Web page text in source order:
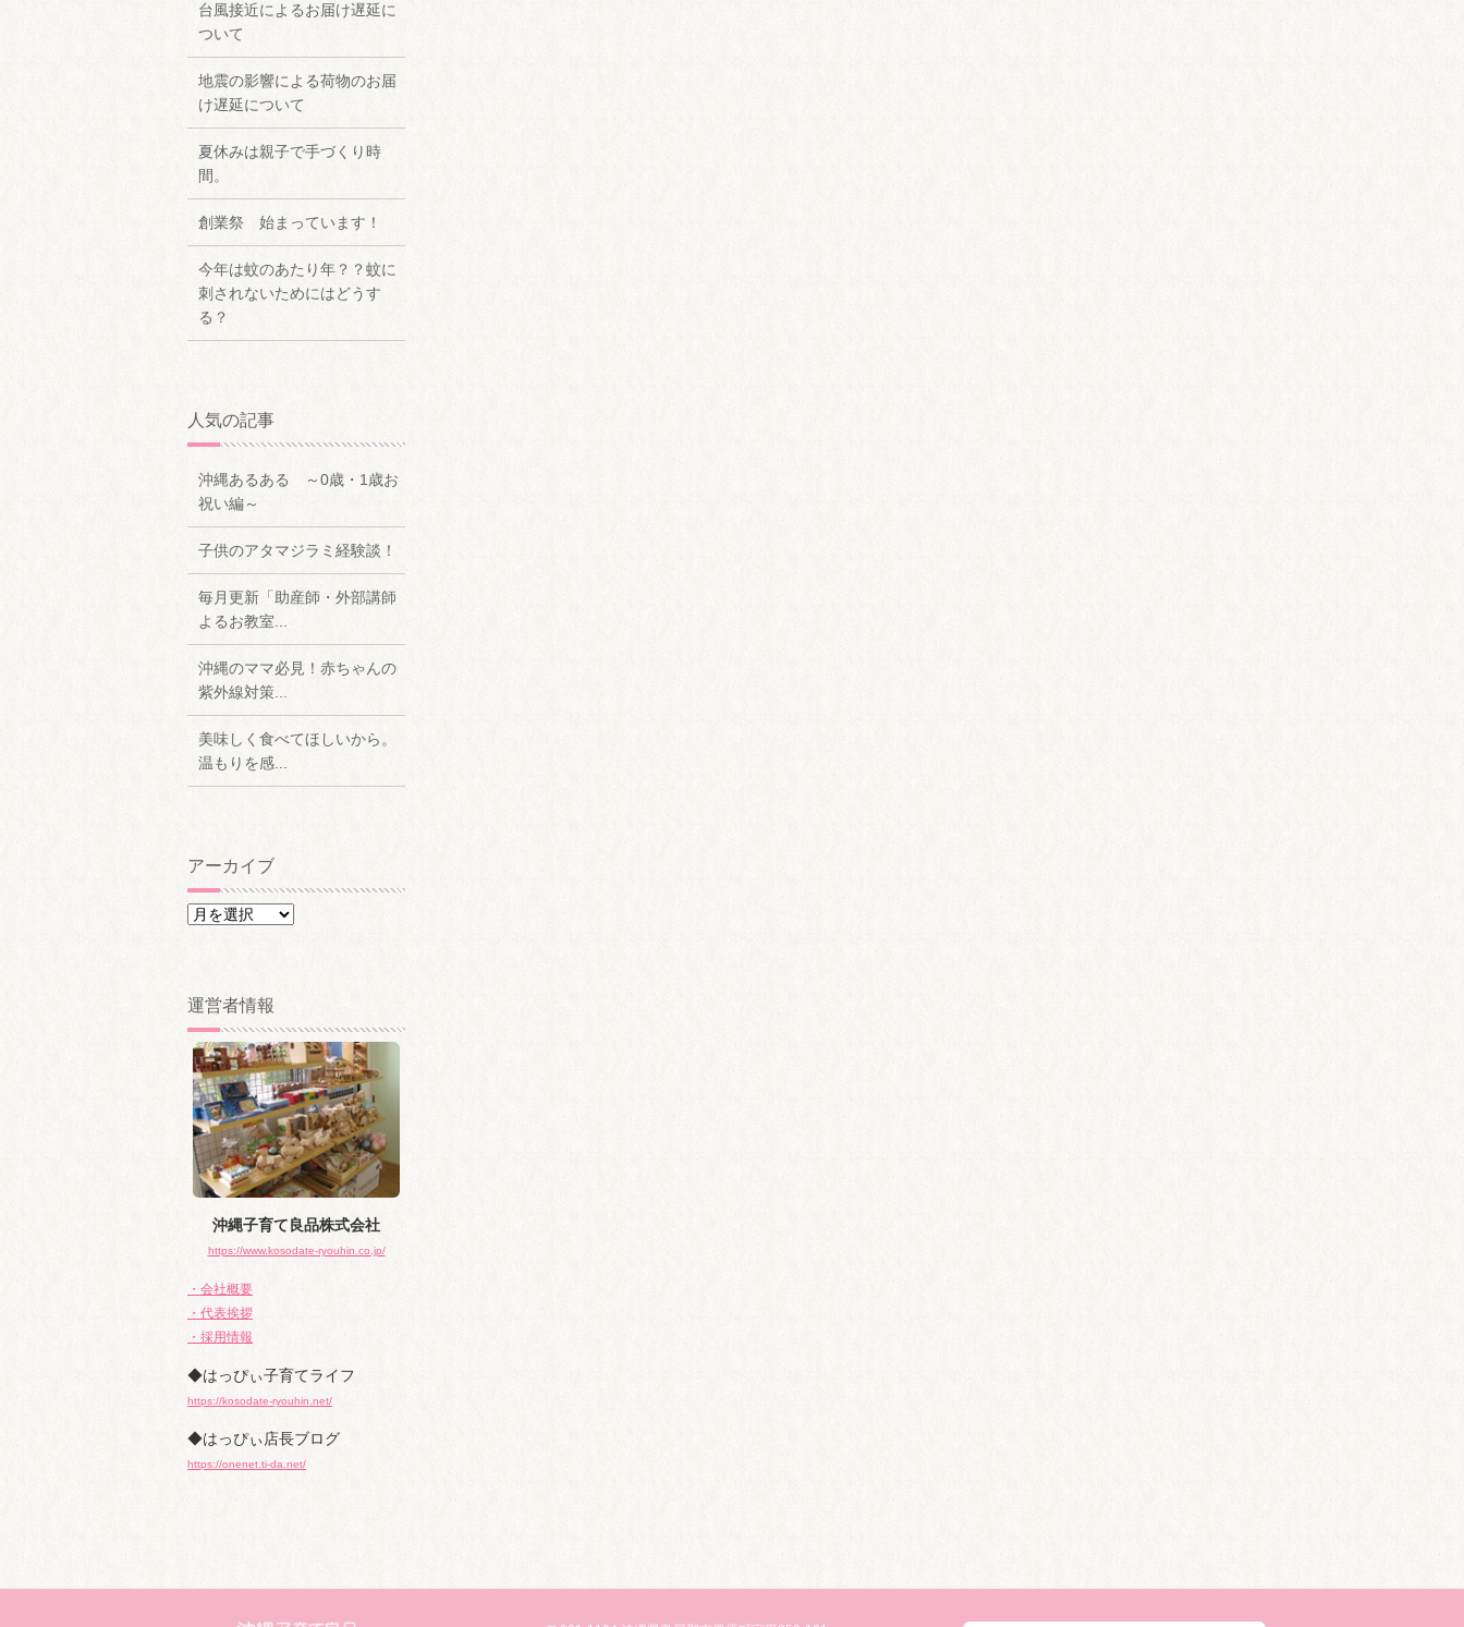
台風接近によるお届け遅延に
ついて
地震の影響による荷物のお届
け遅延について
夏休みは親子で手づくり時
間。
創業祭 始まっています！
今年は蚊のあたり年？？蚊に
刺されないためにはどうす
る？
人気の記事
沖縄あるある ～0歳・1歳お
祝い編～
子供のアタマジラミ経験談！
毎月更新「助産師・外部講師
よるお教室...
沖縄のママ必見！赤ちゃんの
紫外線対策...
美味しく食べてほしいから。
温もりを感...
アーカイブ
ア
ブ
運営者情報
沖縄子育て良品株式会社
https://www.kosodate-ryouhin.co.jp/
・会社概要
・代表挨拶
・採用情報
◆はっぴぃ子育てライフ
https://kosodate-ryouhin.net/
◆はっぴぃ店長ブログ
https://onenet.ti-da.net/